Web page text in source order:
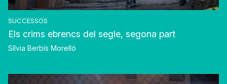
SUCCESSOS
Els crims ebrencs del segle, segona part
Sílvia Berbís Morelló